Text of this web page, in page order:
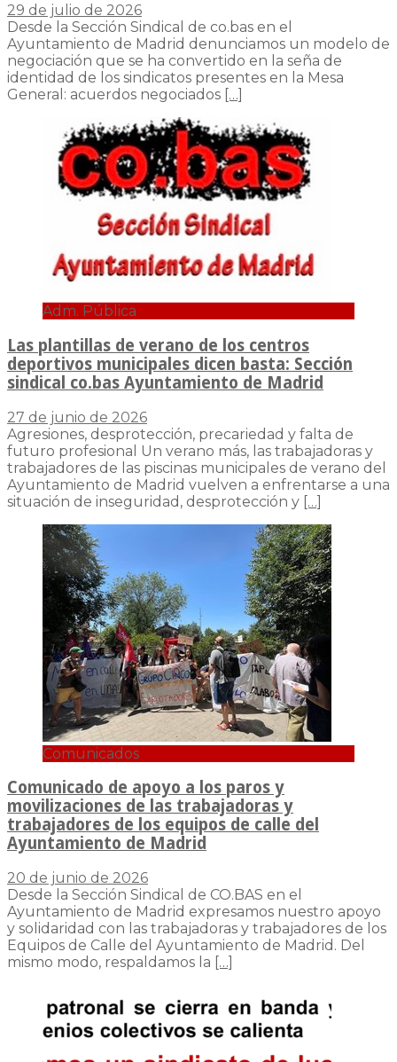
29 de julio de 2026
Desde la Sección Sindical de co.bas en el
Ayuntamiento de Madrid denunciamos un modelo de
negociación que se ha convertido en la seña de
identidad de los sindicatos presentes en la Mesa
General: acuerdos negociados […]
Adm. Pública
Las plantillas de verano de los centros
deportivos municipales dicen basta: Sección
sindical co.bas Ayuntamiento de Madrid
27 de junio de 2026
Agresiones, desprotección, precariedad y falta de
futuro profesional Un verano más, las trabajadoras y
trabajadores de las piscinas municipales de verano del
Ayuntamiento de Madrid vuelven a enfrentarse a una
situación de inseguridad, desprotección y […]
Comunicados
Comunicado de apoyo a los paros y
movilizaciones de las trabajadoras y
trabajadores de los equipos de calle del
Ayuntamiento de Madrid
20 de junio de 2026
Desde la Sección Sindical de CO.BAS en el
Ayuntamiento de Madrid expresamos nuestro apoyo
y solidaridad con las trabajadoras y trabajadores de los
Equipos de Calle del Ayuntamiento de Madrid. Del
mismo modo, respaldamos la […]